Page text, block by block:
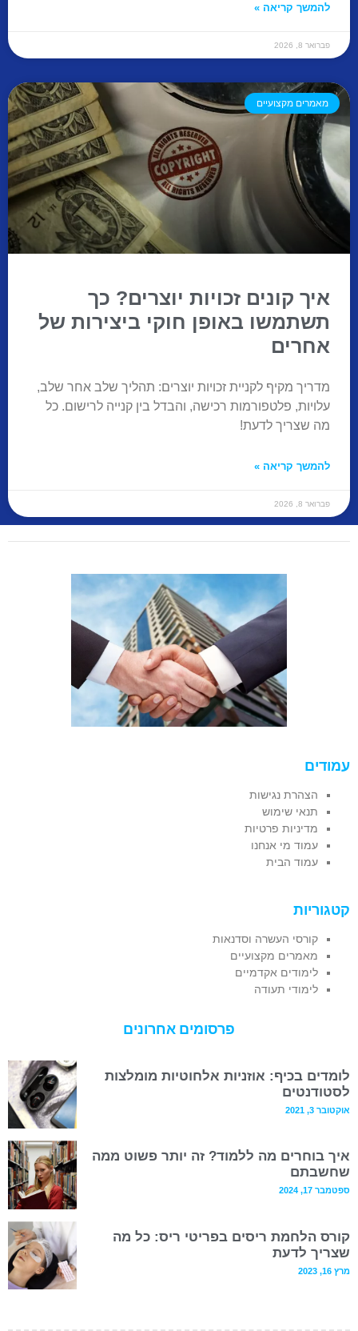
להמשך קריאה »
פברואר 8, 2026
מאמרים מקצועיים
איך קונים זכויות יוצרים? כך
תשתמשו באופן חוקי ביצירות של
אחרים
מדריך מקיף לקניית זכויות יוצרים: תהליך שלב אחר שלב,
עלויות, פלטפורמות רכישה, והבדל בין קנייה לרישום. כל
מה שצריך לדעת!
להמשך קריאה »
פברואר 8, 2026
עמודים
הצהרת נגישות
תנאי שימוש
מדיניות פרטיות
עמוד מי אנחנו
עמוד הבית
קטגוריות
קורסי העשרה וסדנאות
מאמרים מקצועיים
לימודים אקדמיים
לימודי תעודה
פרסומים אחרונים
לומדים בכיף: אוזניות אלחוטיות מומלצות
לסטודנטים
אוקטובר 3, 2021
איך בוחרים מה ללמוד? זה יותר פשוט ממה
שחשבתם
ספטמבר 17, 2024
קורס הלחמת ריסים בפריטי ריס: כל מה
שצריך לדעת
מרץ 16, 2023